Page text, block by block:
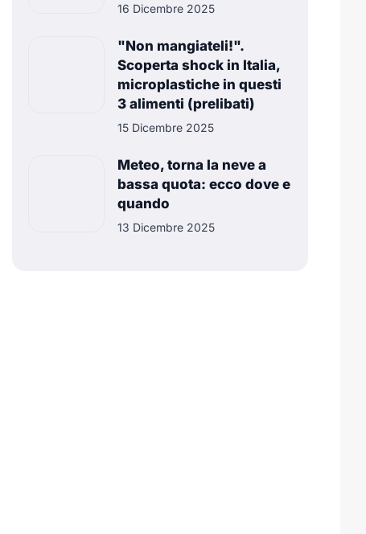
16 Dicembre 2025
"Non mangiateli!".
Scoperta shock in Italia,
microplastiche in questi
3 alimenti (prelibati)
15 Dicembre 2025
Meteo, torna la neve a
bassa quota: ecco dove e
quando
13 Dicembre 2025